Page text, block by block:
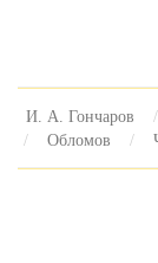
И. А. Гончаров
Обломов